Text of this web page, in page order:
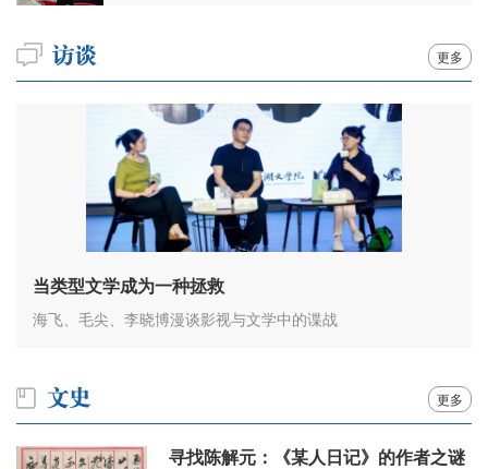
更多
当类型文学成为一种拯救
海飞、毛尖、李晓博漫谈影视与文学中的谍战
更多
寻找陈解元：《某人日记》的作者之谜